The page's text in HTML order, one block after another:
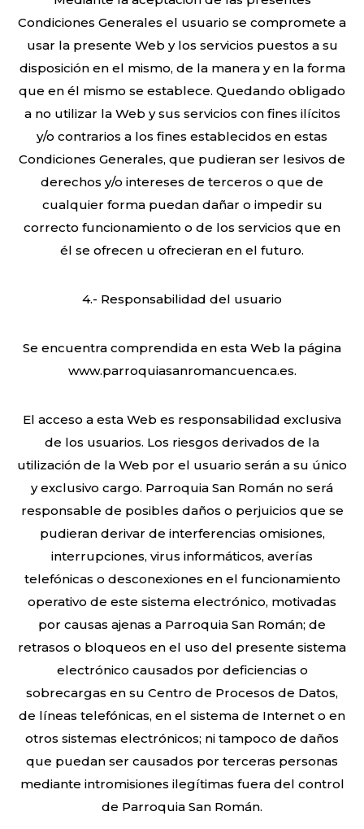
Condiciones Generales el usuario se compromete a
usar la presente Web y los servicios puestos a su
disposición en el mismo, de la manera y en la forma
que en él mismo se establece. Quedando obligado
a no utilizar la Web y sus servicios con fines ilícitos
y/o contrarios a los fines establecidos en estas
Condiciones Generales, que pudieran ser lesivos de
derechos y/o intereses de terceros o que de
cualquier forma puedan dañar o impedir su
correcto funcionamiento o de los servicios que en
él se ofrecen u ofrecieran en el futuro.
4.- Responsabilidad del usuario
Se encuentra comprendida en esta Web la página
www.parroquiasanromancuenca.es.
El acceso a esta Web es responsabilidad exclusiva
de los usuarios. Los riesgos derivados de la
utilización de la Web por el usuario serán a su único
y exclusivo cargo. Parroquia San Román no será
responsable de posibles daños o perjuicios que se
pudieran derivar de interferencias omisiones,
interrupciones, virus informáticos, averías
telefónicas o desconexiones en el funcionamiento
operativo de este sistema electrónico, motivadas
por causas ajenas a Parroquia San Román; de
retrasos o bloqueos en el uso del presente sistema
electrónico causados por deficiencias o
sobrecargas en su Centro de Procesos de Datos,
de líneas telefónicas, en el sistema de Internet o en
otros sistemas electrónicos; ni tampoco de daños
que puedan ser causados por terceras personas
mediante intromisiones ilegítimas fuera del control
de Parroquia San Román.